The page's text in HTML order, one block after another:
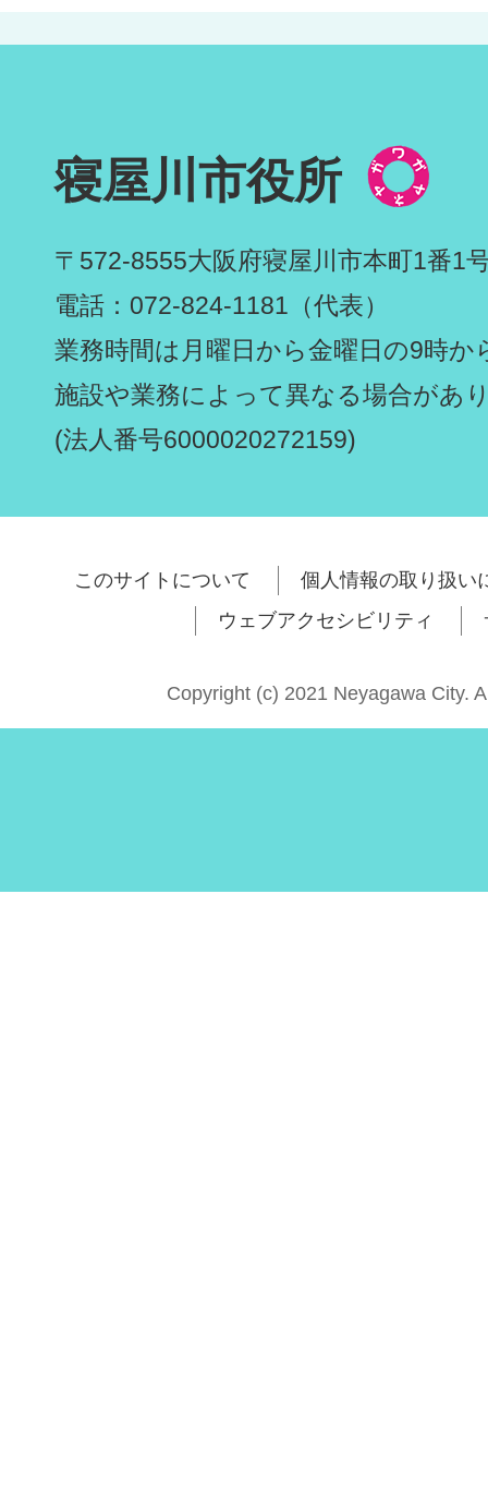
寝屋川市役所
〒572-8555大阪府寝屋川市本町1番1
電話：072-824-1181（代表）
業務時間は月曜日から金曜日の9時か
施設や業務によって異なる場合があ
(法人番号6000020272159)
このサイトについて
個人情報の取り扱い
ウェブアクセシビリティ
Copyright (c) 2021 Neyagawa City.